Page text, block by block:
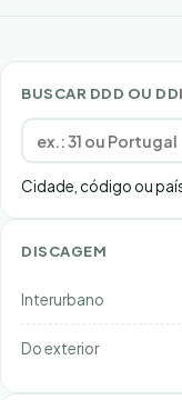
BUSCAR DDD OU DDI
Cidade, código ou
DISCAGEM
Interurbano
Do exterior